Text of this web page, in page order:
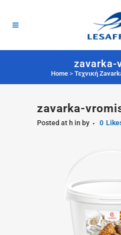
zavarka-
Home > Τεχνική
zavarka-
Posted at h in by 0